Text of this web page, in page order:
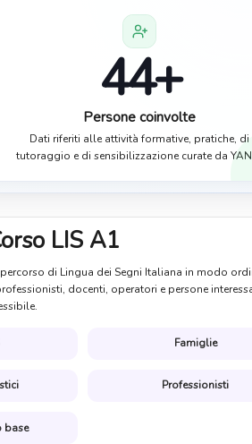
44+
Persone coinvolte
Dati riferiti alle attività formative, pratiche, di
tutoraggio e di sensibilizzazione curate da
LIS A1
di Lingua dei Segni Italiana in modo
docenti, operatori e persone
Famiglie
Professionisti
base